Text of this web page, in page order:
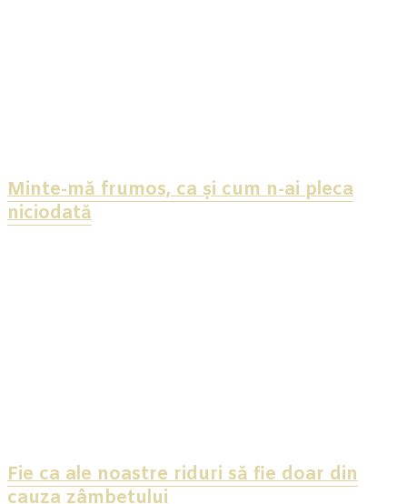
Minte-mă frumos, ca și cum n-ai pleca
niciodată
Fie ca ale noastre riduri să fie doar din
cauza zâmbetului